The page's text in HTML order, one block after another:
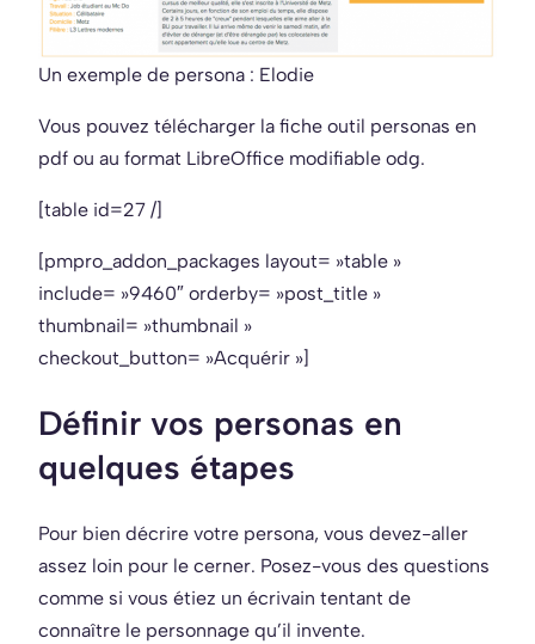
Un exemple de persona : Elodie
Vous pouvez télécharger la fiche outil personas en
pdf ou au format LibreOffice modifiable odg.
[table id=27 /]
[pmpro_addon_packages layout= »table »
include= »9460″ orderby= »post_title »
thumbnail= »thumbnail »
checkout_button= »Acquérir »]
Définir vos personas en
quelques étapes
Pour bien décrire votre persona, vous devez-aller
assez loin pour le cerner. Posez-vous des questions
comme si vous étiez un écrivain tentant de
connaître le personnage qu’il invente.